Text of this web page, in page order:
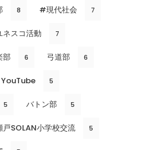
8 #現代社会 7
ネスコ活動 7
部 6 弓道部 6
5
5 バトン部 5
戸SOLAN小学校交流 5